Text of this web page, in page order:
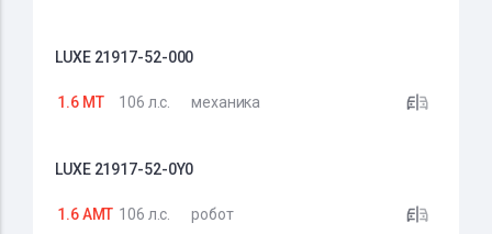
LUXE 21917-52-000
1.6 MT 106 л.с. механика
LUXE 21917-52-0Y0
1.6 AMT 106 л.с. робот